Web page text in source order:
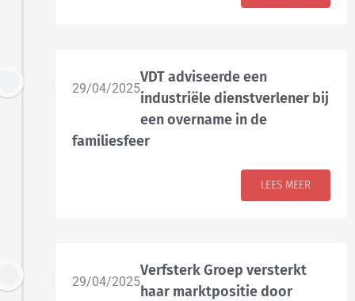
29/04/2025
VDT adviseerde een
industriële dienstverlener bij
een overname in de
familiesfeer
LEES MEER
29/04/2025
Verfsterk Groep versterkt
haar marktpositie door